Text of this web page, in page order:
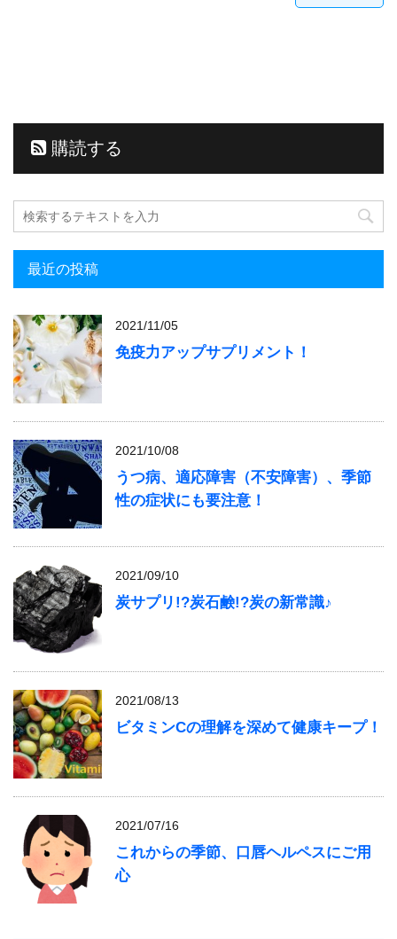
購読する
最近の投稿
2021/11/05
免疫力アップサプリメント！
2021/10/08
うつ病、適応障害（不安障害）、季節
性の症状にも要注意！
2021/09/10
炭サプリ!?炭石鹸!?炭の新常識♪
2021/08/13
ビタミンCの理解を深めて健康キープ！
2021/07/16
これからの季節、口唇ヘルペスにご用
心